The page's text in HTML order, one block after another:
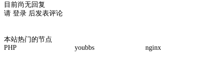
目前尚无回复
请 登录 后发表评论
本站热门的节点
PHP
youbbs nginx